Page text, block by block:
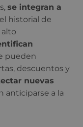
se integran a
historial de
alto
pueden
descuentos y
nuevas
anticiparse a la